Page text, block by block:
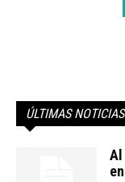
ÚLTIMAS NOTICIAS
Al